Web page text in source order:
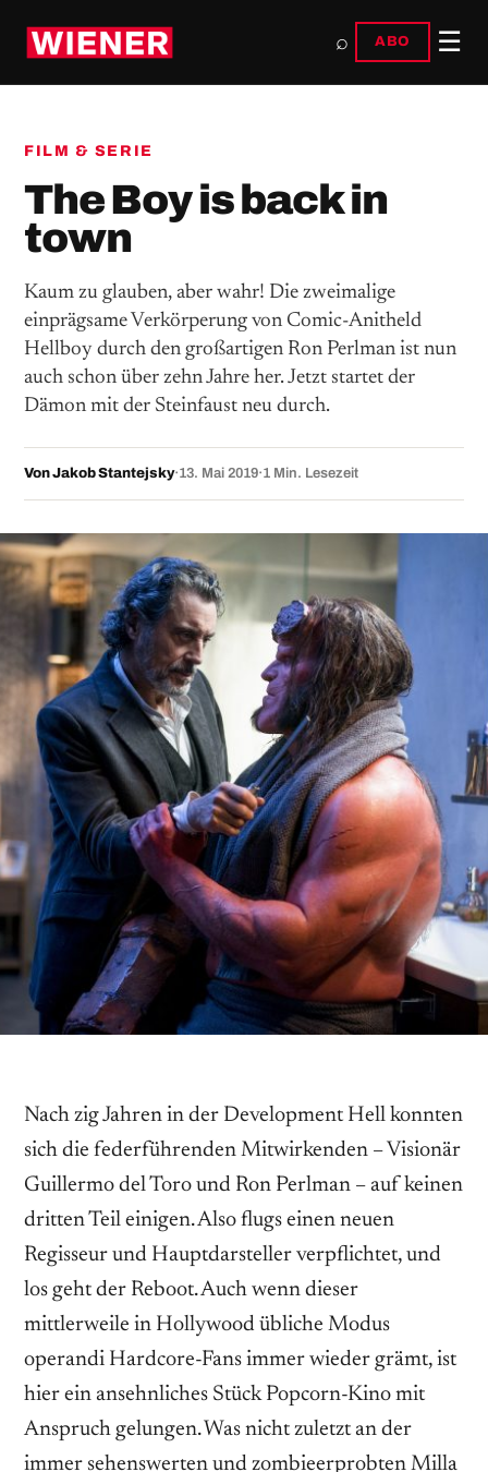
⌕ ABO ☰
FILM & SERIE
The Boy is back in
town
Kaum zu glauben, aber wahr! Die zweimalige
einprägsame Verkörperung von Comic-Anitheld
Hellboy durch den großartigen Ron Perlman ist nun
auch schon über zehn Jahre her. Jetzt startet der
Dämon mit der Steinfaust neu durch.
Von Jakob Stantejsky·13. Mai 2019·1 Min. Lesezeit
Nach zig Jahren in der Development Hell konnten
sich die federführenden Mitwirkenden – Visionär
Guillermo del Toro und Ron Perlman – auf keinen
dritten Teil einigen. Also flugs einen neuen
Regisseur und Hauptdarsteller verpflichtet, und
los geht der Reboot. Auch wenn dieser
mittlerweile in Hollywood übliche Modus
operandi Hardcore-Fans immer wieder grämt, ist
hier ein ansehnliches Stück Popcorn-Kino mit
Anspruch gelungen. Was nicht zuletzt an der
immer sehenswerten und zombieerprobten Milla